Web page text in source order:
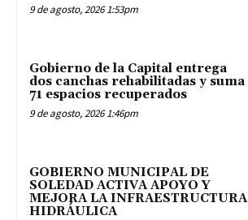
9 de agosto, 2026 1:53pm
Gobierno de la Capital entrega
dos canchas rehabilitadas y suma
71 espacios recuperados
9 de agosto, 2026 1:46pm
GOBIERNO MUNICIPAL DE
SOLEDAD ACTIVA APOYO Y
MEJORA LA INFRAESTRUCTURA
HIDRÁULICA